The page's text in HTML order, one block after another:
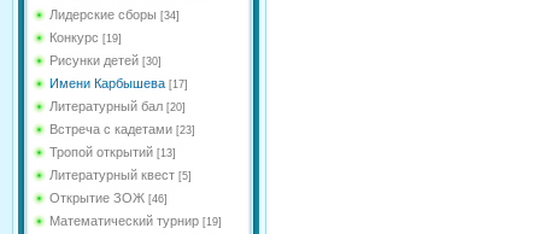
Лидерские сборы [34]
Конкурс [19]
Рисунки детей [30]
Имени Карбышева [17]
Литературный бал [20]
Встреча с кадетами [23]
Тропой открытий [13]
Литературный квест [5]
Открытие ЗОЖ [46]
Математический турнир [19]